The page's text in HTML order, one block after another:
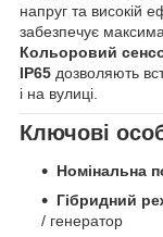
напруг та високій
забезпечує
Кольоровий
IP65 дозволяють
і на вулиці.
Ключові
Номінальна
Гібридний
/ генератор